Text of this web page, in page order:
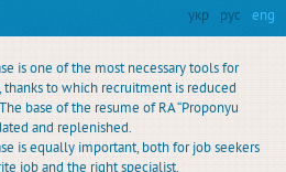
укр рус eng
is one of the most necessary tools for
to which recruitment is reduced
base of the resume of RA “Proponyu
and replenished.
is equally important, both for job seekers
job and the right specialist.